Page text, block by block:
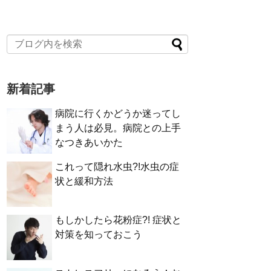
新着記事
病院に行くかどうか迷ってし
まう人は必見。病院との上手
なつきあいかた
これって隠れ水虫?!水虫の症
状と緩和方法
もしかしたら花粉症?! 症状と
対策を知っておこう